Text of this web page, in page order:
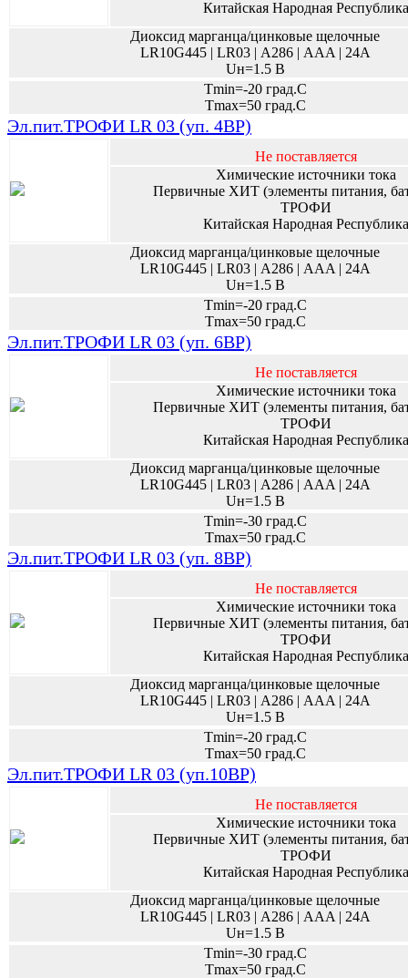
Китайская Народная Республика
Диоксид марганца/цинковые щелочные
LR10G445 | LR03 | А286 | AAA | 24A
Uн=1.5 В
Tmin=-20 град.С
Tmax=50 град.С
Эл.пит.ТРОФИ LR 03 (уп. 4BP)
Не поставляется
Химические источники тока
Первичные ХИТ (элементы питания,
ТРОФИ
Китайская Народная Республика
Диоксид марганца/цинковые щелочные
LR10G445 | LR03 | А286 | AAA | 24A
Uн=1.5 В
Tmin=-20 град.С
Tmax=50 град.С
Эл.пит.ТРОФИ LR 03 (уп. 6BP)
Не поставляется
Химические источники тока
Первичные ХИТ (элементы питания,
ТРОФИ
Китайская Народная Республика
Диоксид марганца/цинковые щелочные
LR10G445 | LR03 | А286 | AAA | 24A
Uн=1.5 В
Tmin=-30 град.С
Tmax=50 град.С
Эл.пит.ТРОФИ LR 03 (уп. 8BP)
Не поставляется
Химические источники тока
Первичные ХИТ (элементы питания,
ТРОФИ
Китайская Народная Республика
Диоксид марганца/цинковые щелочные
LR10G445 | LR03 | А286 | AAA | 24A
Uн=1.5 В
Tmin=-20 град.С
Tmax=50 град.С
Эл.пит.ТРОФИ LR 03 (уп.10BP)
Не поставляется
Химические источники тока
Первичные ХИТ (элементы питания,
ТРОФИ
Китайская Народная Республика
Диоксид марганца/цинковые щелочные
LR10G445 | LR03 | А286 | AAA | 24A
Uн=1.5 В
Tmin=-30 град.С
Tmax=50 град.С